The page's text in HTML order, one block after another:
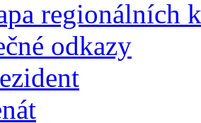
regionálních
odkazy